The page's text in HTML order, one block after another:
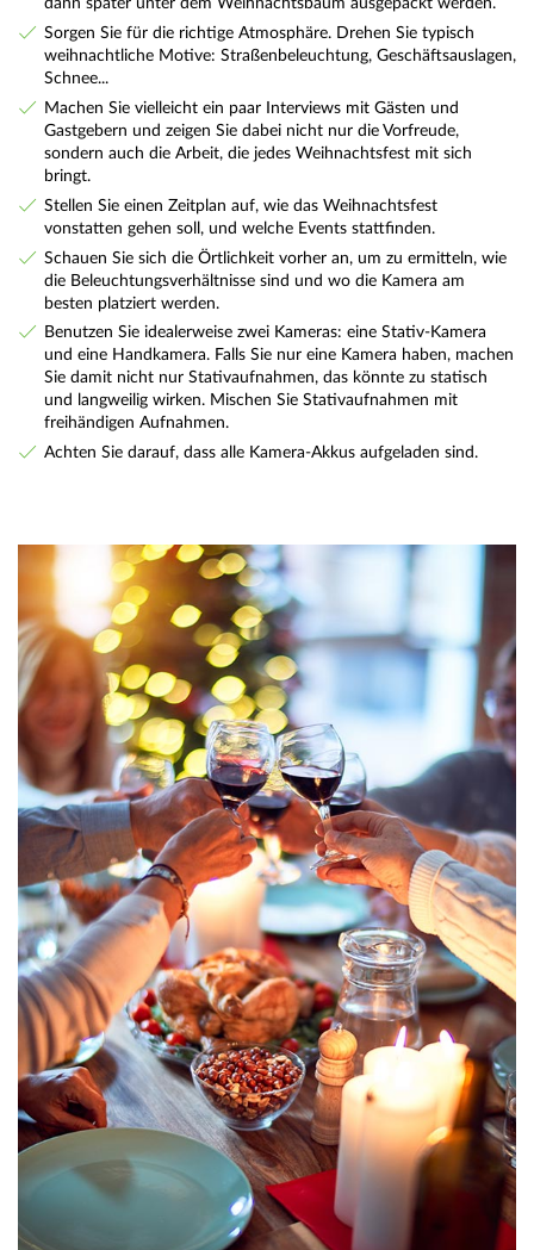
Sorgen Sie für die richtige Atmosphäre. Drehen Sie typisch
weihnachtliche Motive: Straßenbeleuchtung, Geschäftsauslagen,
Schnee...
Machen Sie vielleicht ein paar Interviews mit Gästen und
Gastgebern und zeigen Sie dabei nicht nur die Vorfreude,
sondern auch die Arbeit, die jedes Weihnachtsfest mit sich
bringt.
Stellen Sie einen Zeitplan auf, wie das Weihnachtsfest
vonstatten gehen soll, und welche Events stattfinden.
Schauen Sie sich die Örtlichkeit vorher an, um zu ermitteln, wie
die Beleuchtungsverhältnisse sind und wo die Kamera am
besten platziert werden.
Benutzen Sie idealerweise zwei Kameras: eine Stativ-Kamera
und eine Handkamera. Falls Sie nur eine Kamera haben, machen
Sie damit nicht nur Stativaufnahmen, das könnte zu statisch
und langweilig wirken. Mischen Sie Stativaufnahmen mit
freihändigen Aufnahmen.
Achten Sie darauf, dass alle Kamera-Akkus aufgeladen sind.